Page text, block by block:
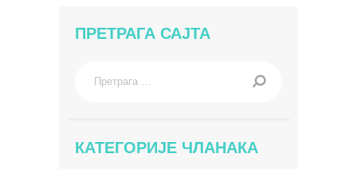
ПРЕТРАГА САЈТА
КАТЕГОРИЈЕ ЧЛАНАКА